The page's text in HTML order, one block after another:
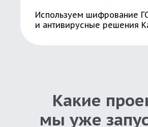
Используем шифрование
и антивирусные решения
Какие
мы уже